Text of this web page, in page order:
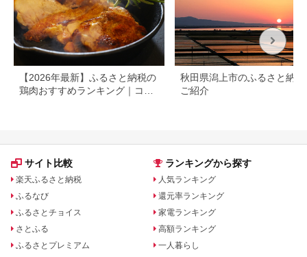
【2026年最新】ふるさと納税の
鶏肉おすすめランキング｜コス
秋田県潟上市のふるさと納税
ご紹介
サイト比較
楽天ふるさと納税
ふるなび
ふるさとチョイス
さとふる
ふるさとプレミアム
ランキングから探す
人気ランキング
還元率ランキング
家電ランキング
高額ランキング
一人暮らし